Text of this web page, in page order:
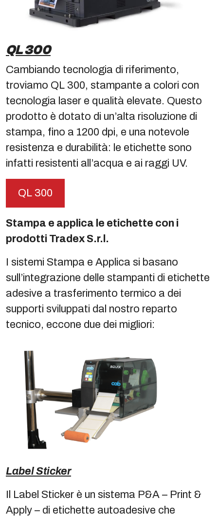
QL 300
Cambiando tecnologia di riferimento,
troviamo QL 300, stampante a colori con
tecnologia laser e qualità elevate. Questo
prodotto è dotato di un’alta risoluzione di
stampa, fino a 1200 dpi, e una notevole
resistenza e durabilità: le etichette sono
infatti resistenti all’acqua e ai raggi UV.
QL 300
Stampa e applica le etichette con i
prodotti Tradex S.r.l.
I sistemi Stampa e Applica si basano
sull’integrazione delle stampanti di etichette
adesive a trasferimento termico a dei
supporti sviluppati dal nostro reparto
tecnico, eccone due dei migliori:
Label Sticker
Il Label Sticker è un sistema P&A – Print &
Apply – di etichette autoadesive che